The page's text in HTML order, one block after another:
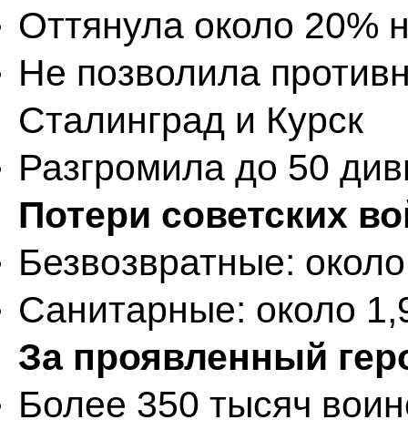
Оттянула около 20%
Не позволила
Сталинград и Курск
Разгромила до 50
Потери советских
Безвозвратные:
Санитарные: около
За проявленный
Более 350 тысяч